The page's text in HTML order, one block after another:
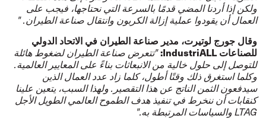
ولكن إذا أردنا المضي قدمًا بالسرعة التي نحتاجها، فيجب على
العمال أن يقودوا عملية إزالة الكربون وانتقال صناعة الطيران. "
وقال جورج لوتيرت، مدير صناعة الطيران في الاتحاد الدولي
للصناعاتIndustriALL
:"تتعرض صناعة الطيران لضغوط هائلة
للتوصل إلى حلول خالية من الانبعاثات بناءً على المعايير العالمية.
وكلما استغرق ذلك وقتًا أطول، كلما زاد عدد العمال الذين
سيدفعون الثمن الناتج عن هذا التقصير. ولهذا السبب، يتعين علينا
كنقابات أن ننخرط في تنفيذ هدف الطموح العالمي الطويل الأجل
LTAG والسياسات المرتبطة به."